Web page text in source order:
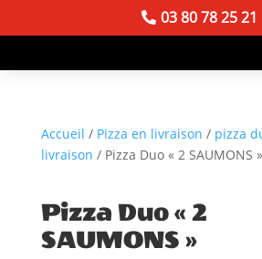
03 80 78 25 21
Accueil / Pizza en livraison / pizza
livraison / Pizza Duo « 2 SAUMONS »
Pizza Duo « 2
SAUMONS »